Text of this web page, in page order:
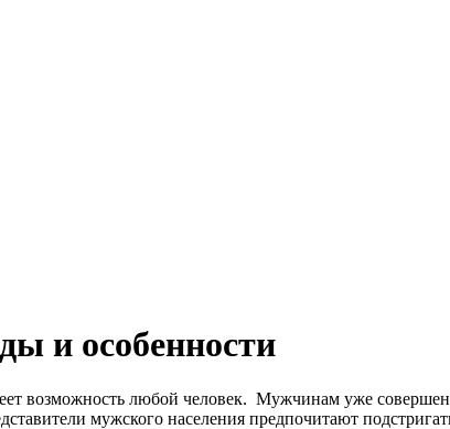
и особенности
возможность любой человек. Мужчинам уже
мужского населения предпочитают